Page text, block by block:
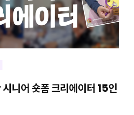
니어 숏폼 크리에이터 15인